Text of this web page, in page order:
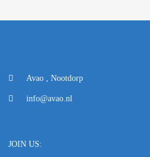
Avao , Nootdorp
info@avao.nl
JOIN US: